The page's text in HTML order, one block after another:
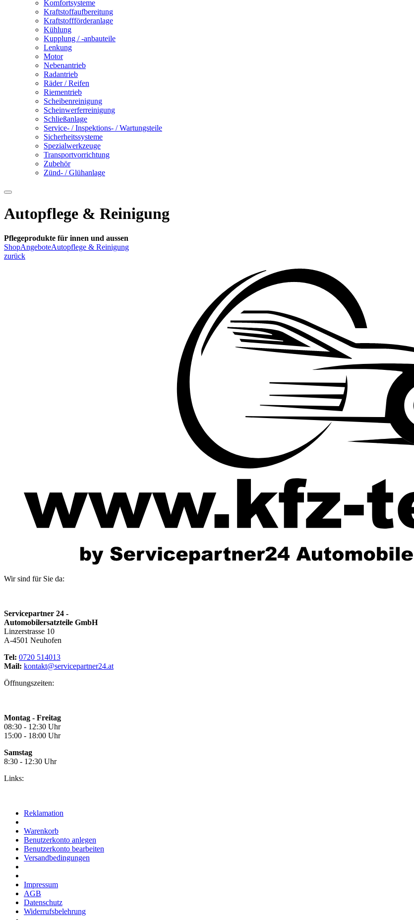
Komfortsysteme
Kraftstoffaufbereitung
Kraftstoffförderanlage
Kühlung
Kupplung / -anbauteile
Lenkung
Motor
Nebenantrieb
Radantrieb
Räder / Reifen
Riementrieb
Scheibenreinigung
Scheinwerferreinigung
Schließanlage
Service- / Inspektions- / Wartungsteile
Sicherheitssysteme
Spezialwerkzeuge
Transportvorrichtung
Zubehör
Zünd- / Glühanlage
Autopflege & Reinigung
Pflegeprodukte für innen und aussen
ShopAngeboteAutopflege & Reinigung
zurück
Wir sind für Sie da:
Servicepartner 24 -
Automobilersatzteile GmbH
Linzerstrasse 10
A-4501 Neuhofen
Tel: 0720 514013
Mail: kontakt@servicepartner24.at
Öffnungszeiten:
Montag - Freitag
08:30 - 12:30 Uhr
15:00 - 18:00 Uhr
Samstag
8:30 - 12:30 Uhr
Links:
Reklamation
Warenkorb
Benutzerkonto anlegen
Benutzerkonto bearbeiten
Versandbedingungen
Impressum
AGB
Datenschutz
Widerrufsbelehrung